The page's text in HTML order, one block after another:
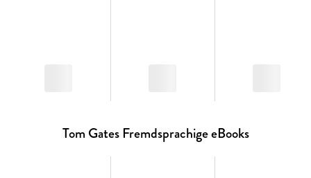
Tom Gates Fremdsprachige eBooks